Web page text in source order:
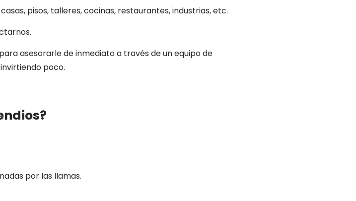
pisos, talleres, cocinas, restaurantes, industrias, etc.
asesorarle de inmediato a través de un equipo de
poco.
por las llamas.